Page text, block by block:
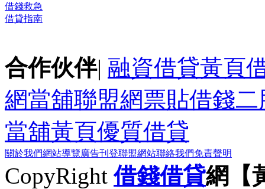
借錢救急
借貸指南
合作伙伴| 融資借貸黃頁
網當舖聯盟網票貼借錢二
當舖黃頁優質借貸
關於我們網站導覽廣告刊登聯盟網站聯絡我們免責聲明
CopyRight借錢借貸網【